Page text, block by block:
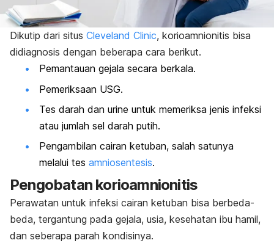
Dikutip dari situs Cleveland Clinic, korioamnionitis bisa
didiagnosis dengan beberapa cara berikut.
Pemantauan gejala secara berkala.
Pemeriksaan USG.
Tes darah dan urine untuk memeriksa jenis infeksi
atau jumlah sel darah putih.
Pengambilan cairan ketuban, salah satunya
melalui tes amniosentesis.
Pengobatan korioamnionitis
Perawatan untuk infeksi cairan ketuban bisa berbeda-
beda, tergantung pada gejala, usia, kesehatan ibu hamil,
dan seberapa parah kondisinya.